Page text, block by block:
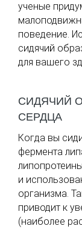
ученые
поведение.
сидячий
для вашего
СИДЯЧИЙ
СЕРДЦА
Когда вы
фермента
и
организма.
приводит к
(наиболее